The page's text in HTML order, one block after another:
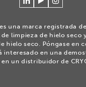
Conéctese
Cryonomic
en
Linkedin
Mire
videos
en
el
canal
Youtube
Volg
op
es una marca registrada de
limpieza de hielo seco
hielo seco. Póngase en
interesado en una
un distribuidor de